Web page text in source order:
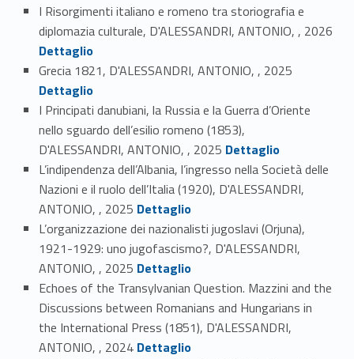
I Risorgimenti italiano e romeno tra storiografia e
diplomazia culturale, D'ALESSANDRI, ANTONIO, , 2026
Dettaglio
Grecia 1821, D'ALESSANDRI, ANTONIO, , 2025
Dettaglio
I Principati danubiani, la Russia e la Guerra d’Oriente
nello sguardo dell’esilio romeno (1853),
D'ALESSANDRI, ANTONIO, , 2025 Link identifier #identifier_person_63756-3Dettaglio
L’indipendenza dell’Albania, l’ingresso nella Società delle
Nazioni e il ruolo dell’Italia (1920), D'ALESSANDRI,
ANTONIO, , 2025 Link identifier #identifier_person_53562-4Dettaglio
L’organizzazione dei nazionalisti jugoslavi (Orjuna),
1921-1929: uno jugofascismo?, D'ALESSANDRI,
ANTONIO, , 2025 Link identifier #identifier_person_84519-5Dettaglio
Echoes of the Transylvanian Question. Mazzini and the
Discussions between Romanians and Hungarians in
the International Press (1851), D'ALESSANDRI,
ANTONIO, , 2024 Link identifier #identifier_person_76219-6Dettaglio